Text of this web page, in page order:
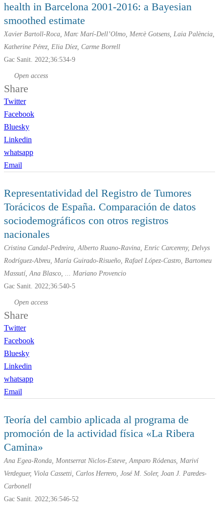
health in Barcelona 2001-2016: a Bayesian
smoothed estimate
Xavier Bartoll-Roca, Marc Marí-Dell’Olmo, Mercè Gotsens, Laia Palència,
Katherine Pérez, Elia Díez, Carme Borrell
Gac Sanit. 2022;36:534-9
Open access
Share
Twitter
Facebook
Bluesky
Linkedin
whatsapp
Email
Representatividad del Registro de Tumores
Torácicos de España. Comparación de datos
sociodemográficos con otros registros
nacionales
Cristina Candal-Pedreira, Alberto Ruano-Ravina, Enric Carcereny, Delvys
Rodríguez-Abreu, María Guirado-Risueño, Rafael López-Castro, Bartomeu
Massutí, Ana Blasco, ... Mariano Provencio
Gac Sanit. 2022;36:540-5
Open access
Share
Twitter
Facebook
Bluesky
Linkedin
whatsapp
Email
Teoría del cambio aplicada al programa de
promoción de la actividad física «La Ribera
Camina»
Ana Egea-Ronda, Montserrat Niclos-Esteve, Amparo Ródenas, Mariví
Verdeguer, Viola Cassetti, Carlos Herrero, José M. Soler, Joan J. Paredes-
Carbonell
Gac Sanit. 2022;36:546-52